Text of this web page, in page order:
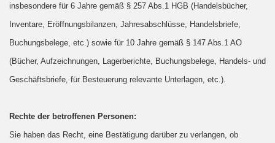
insbesondere für 6 Jahre gemäß § 257 Abs.1 HGB (Handelsbücher,
Inventare, Eröffnungsbilanzen, Jahresabschlüsse, Handelsbriefe,
Buchungsbelege, etc.) sowie für 10 Jahre gemäß § 147 Abs.1 AO
(Bücher, Aufzeichnungen, Lagerberichte, Buchungsbelege, Handels- und
Geschäftsbriefe, für Besteuerung relevante Unterlagen, etc.).
Rechte der betroffenen Personen:
Sie haben das Recht, eine Bestätigung darüber zu verlangen, ob